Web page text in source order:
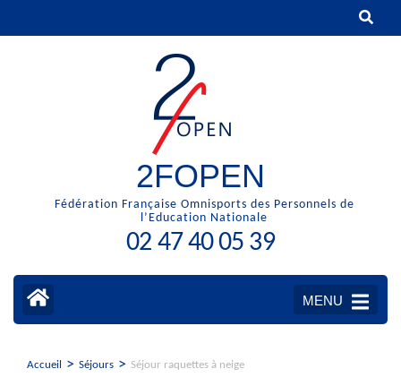
2FOPEN
Fédération Française Omnisports des Personnels de
l’Education Nationale
02 47 40 05 39
MENU
Accueil > Séjours > Séjour raquettes à neige